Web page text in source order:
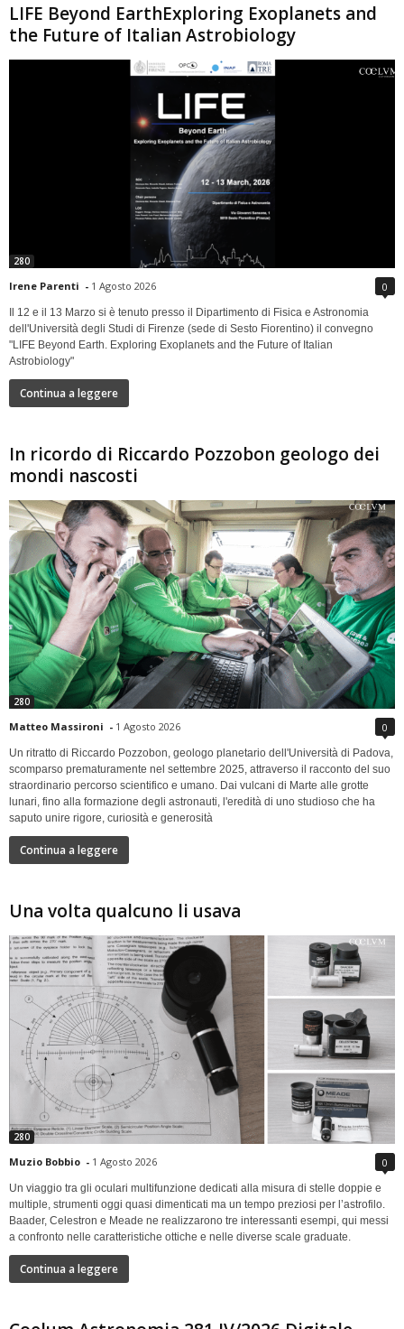
LIFE Beyond EarthExploring Exoplanets and
the Future of Italian Astrobiology
280
Irene Parenti - 1 Agosto 2026 0
Il 12 e il 13 Marzo si è tenuto presso il Dipartimento di Fisica e Astronomia
dell'Università degli Studi di Firenze (sede di Sesto Fiorentino) il convegno
"LIFE Beyond Earth. Exploring Exoplanets and the Future of Italian
Astrobiology"
Continua a leggere
In ricordo di Riccardo Pozzobon geologo dei
mondi nascosti
280
Matteo Massironi - 1 Agosto 2026 0
Un ritratto di Riccardo Pozzobon, geologo planetario dell'Università di Padova,
scomparso prematuramente nel settembre 2025, attraverso il racconto del suo
straordinario percorso scientifico e umano. Dai vulcani di Marte alle grotte
lunari, fino alla formazione degli astronauti, l'eredità di uno studioso che ha
saputo unire rigore, curiosità e generosità
Continua a leggere
Una volta qualcuno li usava
280
Muzio Bobbio - 1 Agosto 2026 0
Un viaggio tra gli oculari multifunzione dedicati alla misura di stelle doppie e
multiple, strumenti oggi quasi dimenticati ma un tempo preziosi per l’astrofilo.
Baader, Celestron e Meade ne realizzarono tre interessanti esempi, qui messi
a confronto nelle caratteristiche ottiche e nelle diverse scale graduate.
Continua a leggere